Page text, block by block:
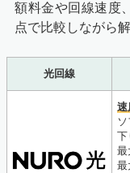
額料金や回線速度
点で比較しながら
光回線
速
下
最
最